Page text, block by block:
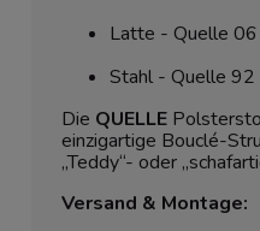
Latte - Quelle 06
Stahl - Quelle 92
Die QUELLE
einzigartige Bouclé-
„Teddy“- oder
Versand & Montage: